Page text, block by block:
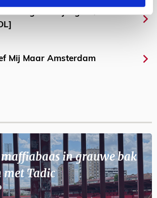
Mij Maar Amsterdam
maffiabaas in grauwe bak
met Tadic